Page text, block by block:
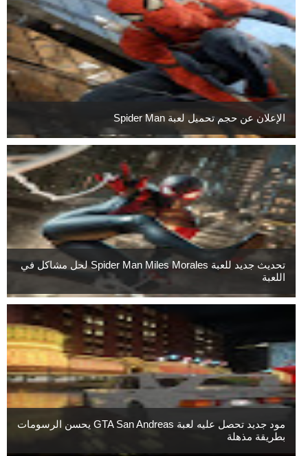
الإعلان عن حجم تحميل لعبة Spider Man
تحديث جديد للعبة Spider Man Miles Morales لحل مشاكل في
اللعبة
مود جديد تحصل عليه لعبة GTA San Andreas يحسن الرسومات
بطريقة مذهلة